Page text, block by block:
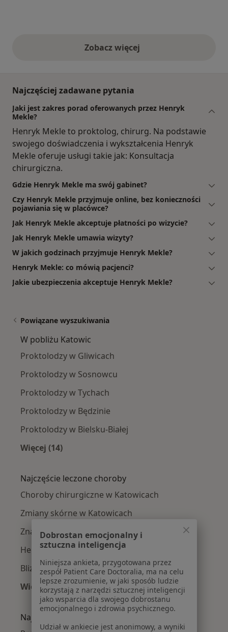
Zobacz więcejopinie powyżej
Najczęściej zadawane pytania
Jaki jest zakres porad oferowanych przez Henryk
Mekle?
Henryk Mekle to proktolog, chirurg. Na podstawie
swojego doświadczenia i wykształcenia Henryk
Mekle oferuje usługi takie jak: Konsultacja
chirurgiczna.
Gdzie Henryk Mekle ma swój gabinet?
Czy Henryk Mekle przyjmuje online, bez konieczności
pojawiania się w placówce?
Jak Henryk Mekle akceptuje płatności po wizycie?
Jak Henryk Mekle umawia wizyty?
W jakich godzinach przyjmuje Henryk Mekle?
Henryk Mekle: co mówią pacjenci?
Jakie ubezpieczenia akceptuje Henryk Mekle?
Powiązane wyszukiwania
W pobliżu Katowic
Proktolodzy w Gliwicach
Proktolodzy w Sosnowcu
Proktolodzy w Tychach
Proktolodzy w Będzinie
Proktolodzy w Bielsku-Białej
Więcej (14)
Najczęście leczone choroby
Choroby chirurgiczne w Katowicach
Zmiany skórne w Katowicach
Znamiona w Katowicach
Hemoroidy w Katowicach
Blizny w Katowicach
Więcej (15)
Więcej w kategorii: Najczęście leczone
Najpopularniejsze ubezpieczenia
Dobrostan emocjonalny i
sztuczna inteligencja
Niniejsza ankieta, przygotowana przez
zespół Patient Care Doctoralia, ma na celu
lepsze zrozumienie, w jaki sposób ludzie
korzystają z narzędzi sztucznej inteligencji
jako wsparcia dla swojego dobrostanu
emocjonalnego i zdrowia psychicznego.
Udział w ankiecie jest anonimowy, a wyniki